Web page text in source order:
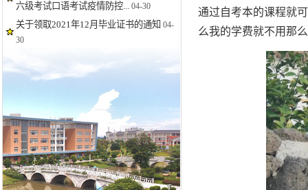
六级考试口语考试疫情防控... 04-30
关于领取2021年12月毕业证书的通知 04-
30
通过自考本的课程就
么我的学费就不用那